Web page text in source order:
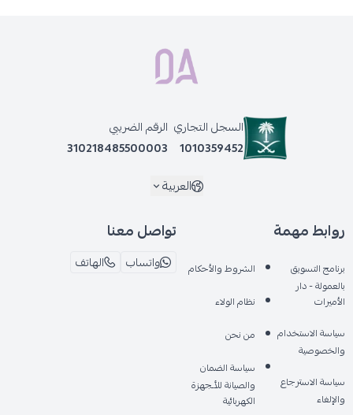
السجل التجاري
1010359452
الرقم الضريبي
310218485500003
العربية
روابط مهمة
برنامج التسويق
بالعمولة - دار
الأميرات
سياسة الاستخدام
والخصوصية
سياسة الاسترجاع
والإلغاء
الشروط والأحكام
نظام الولاء
من نحن
سياسة الضمان
والصيانة للأـجهزة
الكهربائية
تواصل معنا
واتساب الهاتف